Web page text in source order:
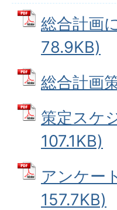
総合計画
78.9KB)
総合計画
策定スケ
107.1KB)
アンケー
157.7KB)